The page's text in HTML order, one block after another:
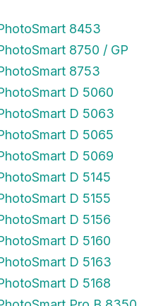
8453
8750 / GP
8753
D 5060
D 5063
D 5065
D 5069
D 5145
D 5155
D 5156
D 5160
D 5163
D 5168